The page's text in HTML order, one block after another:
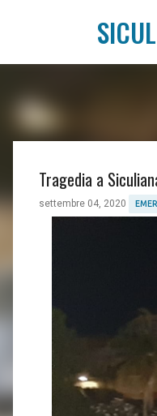
Tragedia a
settembre 04, 2020